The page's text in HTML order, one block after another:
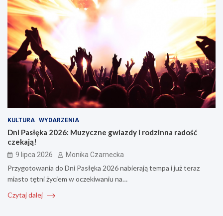
KULTURA WYDARZENIA
Dni Pasłęka 2026: Muzyczne gwiazdy i rodzinna radość
czekają!
9 lipca 2026 Monika Czarnecka
Przygotowania do Dni Pasłęka 2026 nabierają tempa i już teraz
miasto tętni życiem w oczekiwaniu na…
Czytaj dalej